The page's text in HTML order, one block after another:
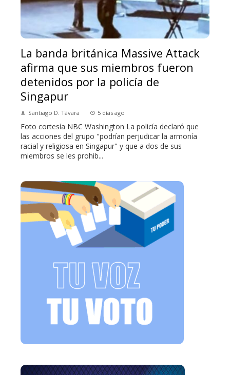
La banda británica Massive Attack
afirma que sus miembros fueron
detenidos por la policía de
Singapur
Santiago D. Távara 5 días ago
Foto cortesía NBC Washington La policía declaró que
las acciones del grupo "podrían perjudicar la armonía
racial y religiosa en Singapur" y que a dos de sus
miembros se les prohib...